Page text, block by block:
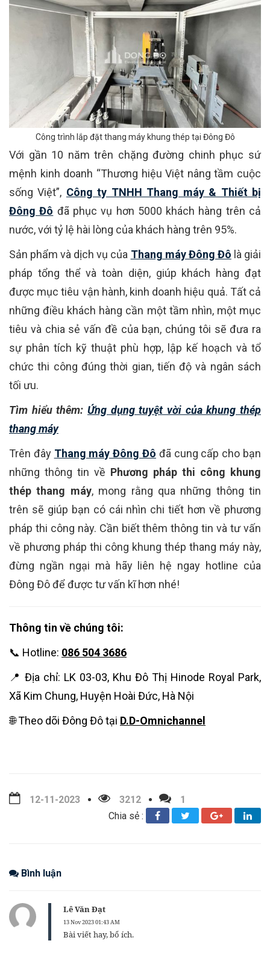
Công trình lắp đặt thang máy khung thép tại Đông Đô
Với gần 10 năm trên chặng đường chinh phục sứ
mệnh kinh doanh “Thương hiệu Việt nâng tầm cuộc
sống Việt”, Công ty TNHH Thang máy & Thiết bị
Đông Đô đã phục vụ hơn 5000 khách hàng trên cả
nước, với tỷ lệ hài lòng của khách hàng trên 95%.
Sản phẩm và dịch vụ của Thang máy Đông Đô là giải
pháp tổng thể và toàn diện, giúp khách hàng đạt
được mục tiêu vận hành, kinh doanh hiệu quả. Tất cả
những điều khách hàng cần một tầm nhìn, một mục
tiêu và chia sẻ vấn đề của bạn, chúng tôi sẽ đưa ra
sự phân tích kỹ thuật phù hợp, lập kế hoạch và tổ
chức thi công đúng thời gian, tiến độ và ngân sách
tối ưu.
Tìm hiểu thêm: Ứng dụng tuyệt vời của khung thép
thang máy
Trên đây Thang máy Đông Đô đã cung cấp cho bạn
những thông tin về Phương pháp thi công khung
thép thang máy, mong rằng qua những thông tin
trên sẽ giúp bạn có cái nhìn chi tiết hơn về phương
pháp thi công này. Cần biết thêm thông tin và tư vấn
về phương pháp thi công khung thép thang máy này,
đừng ngần ngại mà hãy liên hệ ngay hotline của
Đông Đô để được tư vấn kĩ hơn nhé!
Thông tin về chúng tôi:
📞 Hotline: 086 504 3686
📍 Địa chỉ: LK 03-03, Khu Đô Thị Hinode Royal Park,
Xã Kim Chung, Huyện Hoài Đức, Hà Nội
🌐 Theo dõi Đông Đô tại D.D-Omnichannel
12-11-2023 3212
1
Chia sẻ :
Bình luận
Lê Văn Đạt
13 Nov 2023 01:43 AM
Bài viết hay, bổ ích.